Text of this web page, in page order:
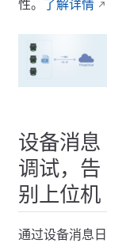
性。 了解详情
设备消息
调试，告
别上位机
通过设备消息日